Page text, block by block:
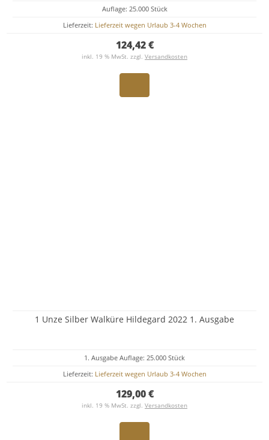
Auflage: 25.000 Stück
Lieferzeit: Lieferzeit wegen Urlaub 3-4 Wochen
124,42 €
inkl. 19 % MwSt. zzgl. Versandkosten
1 Unze Silber Walküre Hildegard 2022 1. Ausgabe
1. Ausgabe Auflage: 25.000 Stück
Lieferzeit: Lieferzeit wegen Urlaub 3-4 Wochen
129,00 €
inkl. 19 % MwSt. zzgl. Versandkosten